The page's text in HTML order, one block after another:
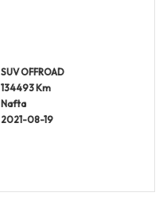
SUV OFFROAD
134493 Km
Nafta
2021-08-19